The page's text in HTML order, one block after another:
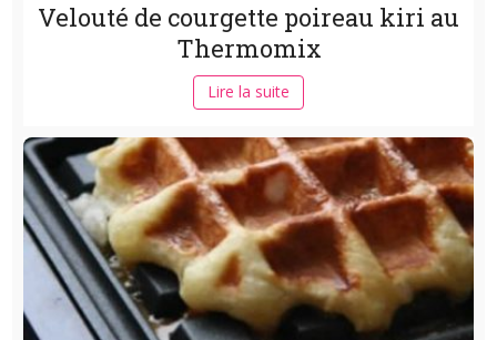
Velouté de courgette poireau kiri au
Thermomix
Lire la suite